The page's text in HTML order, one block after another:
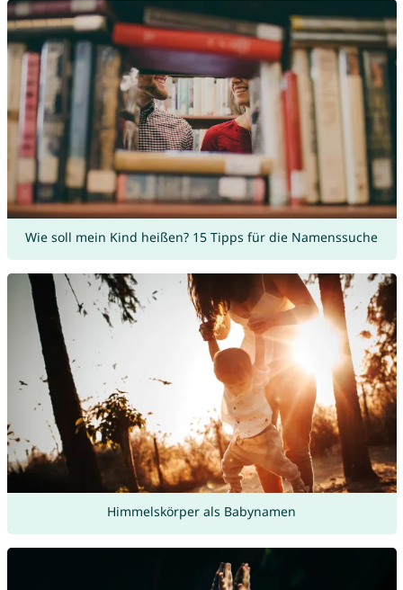
Wie soll mein Kind heißen? 15 Tipps für die Namenssuche
Himmelskörper als Babynamen